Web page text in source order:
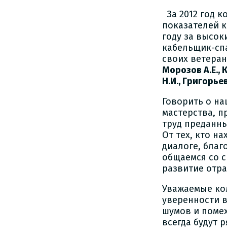
За 2012 год
показателей
году за
кабельщик-
своих
Морозов А.Е.,
Н.И.,
Говорить о
мастерства,
труд
От тех, кто
диалоге,
общаемся со
развитие
Уважаемые
уверенности
шумов и
всегда будут